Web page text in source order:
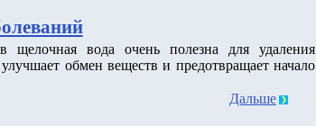
щелочная вода очень полезна для удаления
обмен веществ и предотвращает начало
Дальше